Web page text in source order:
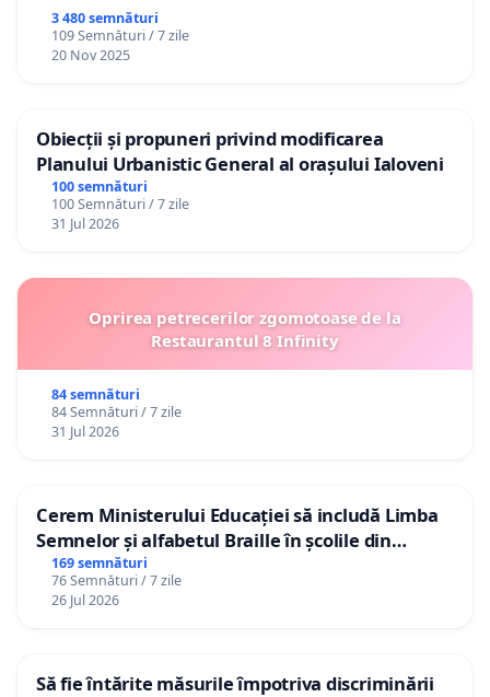
3 480 semnături
109 Semnături / 7 zile
20 Nov 2025
Obiecții și propuneri privind modificarea
Planului Urbanistic General al orașului Ialoveni
100 semnături
100 Semnături / 7 zile
31 Jul 2026
Oprirea petrecerilor zgomotoase de la
Restaurantul 8 Infinity
84 semnături
84 Semnături / 7 zile
31 Jul 2026
Cerem Ministerului Educației să includă Limba
Semnelor și alfabetul Braille în școlile din
Republica Moldova!
169 semnături
76 Semnături / 7 zile
26 Jul 2026
Să fie întărite măsurile împotriva discriminării